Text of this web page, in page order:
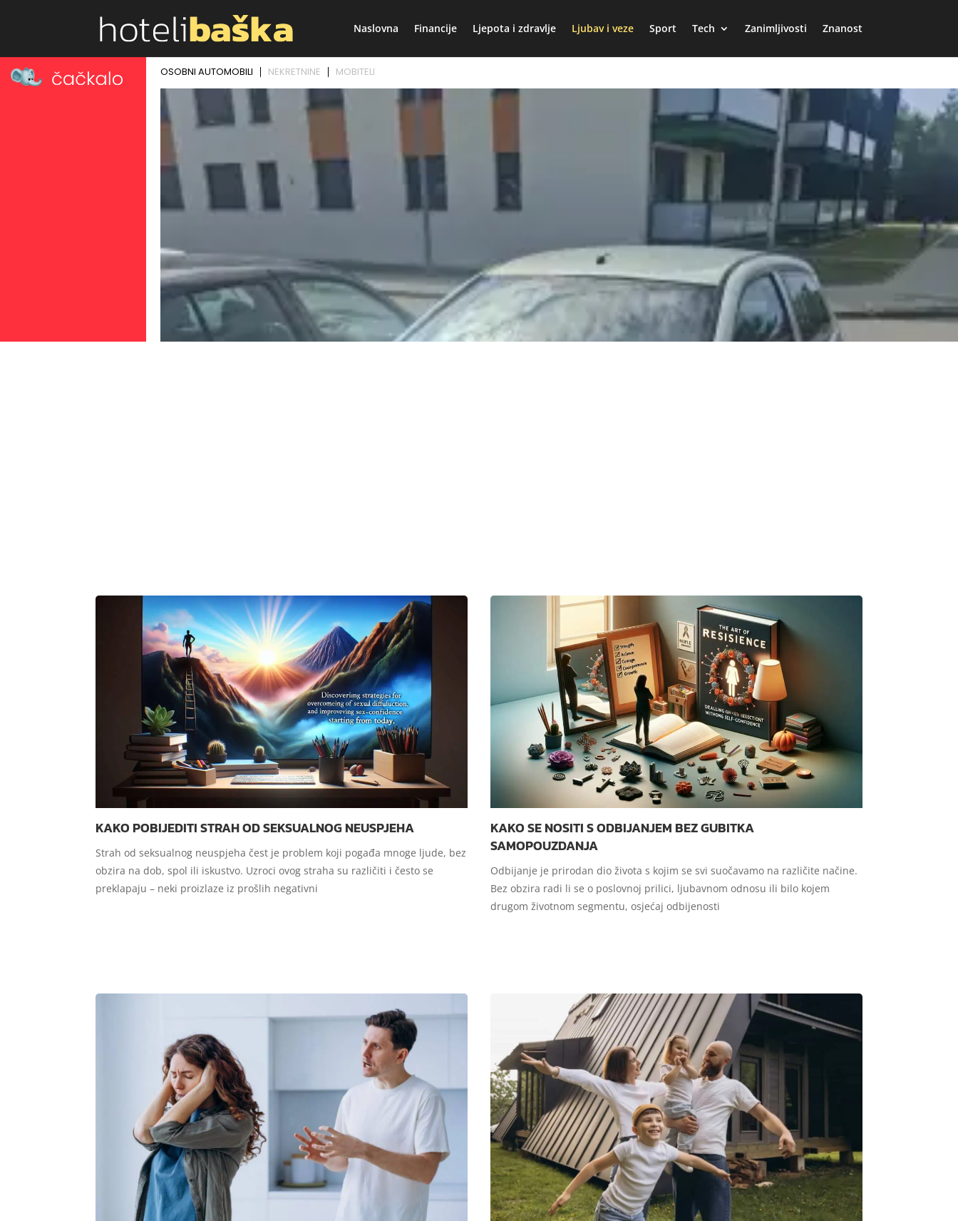
Naslovna Financije Ljepota i zdravlje Ljubav i veze Sport Tech Zanimljivosti Znanost
KAKO POBIJEDITI STRAH OD SEKSUALNOG NEUSPJEHA
Strah od seksualnog neuspjeha čest je problem koji pogađa mnoge ljude, bez
obzira na dob, spol ili iskustvo. Uzroci ovog straha su različiti i često se
preklapaju – neki proizlaze iz prošlih negativni
KAKO SE NOSITI S ODBIJANJEM BEZ GUBITKA
SAMOPOUZDANJA
Odbijanje je prirodan dio života s kojim se svi suočavamo na različite načine.
Bez obzira radi li se o poslovnoj prilici, ljubavnom odnosu ili bilo kojem
drugom životnom segmentu, osjećaj odbijenosti